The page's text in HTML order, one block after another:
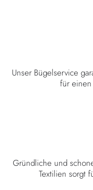
Unser Bügelservice
für
Gründliche und
Textilien sorgt